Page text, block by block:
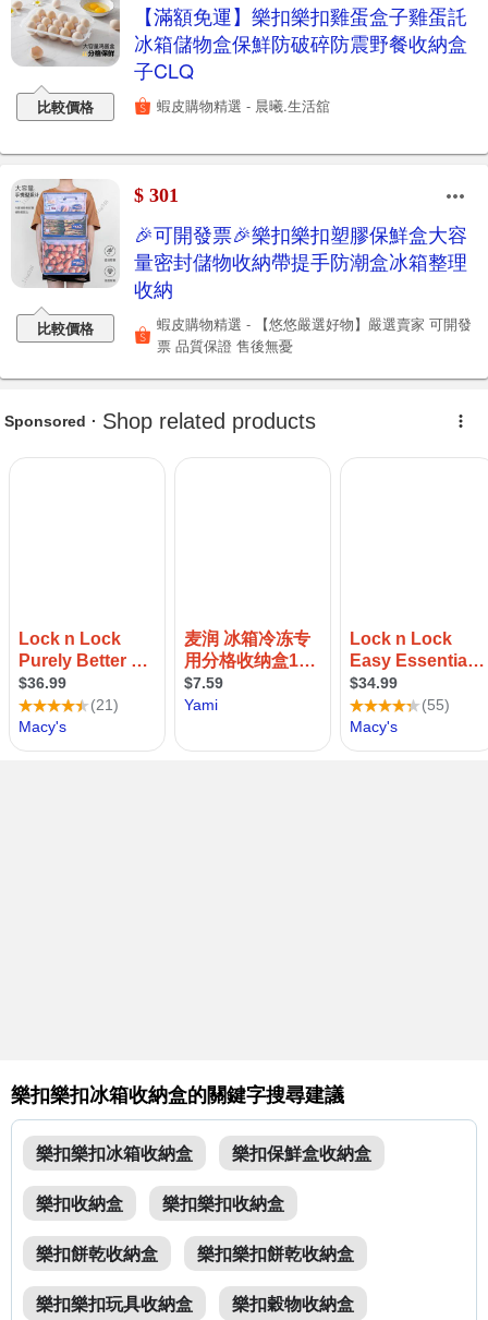
比較價格
【滿額免運】樂扣樂扣雞蛋盒子雞蛋託
冰箱儲物盒保鮮防破碎防震野餐收納盒
子CLQ
蝦皮購物精選 - 晨曦.生活舘
比較價格
$ 301
🎉可開發票🎉樂扣樂扣塑膠保鮮盒大容
量密封儲物收納帶提手防潮盒冰箱整理
收納
蝦皮購物精選 - 【悠悠嚴選好物】嚴選賣家 可開發
票 品質保證 售後無憂
樂扣樂扣冰箱收納盒的關鍵字搜尋建議
樂扣樂扣冰箱收納盒
樂扣保鮮盒收納盒
樂扣收納盒
樂扣樂扣收納盒
樂扣餅乾收納盒
樂扣樂扣餅乾收納盒
樂扣樂扣玩具收納盒
樂扣穀物收納盒